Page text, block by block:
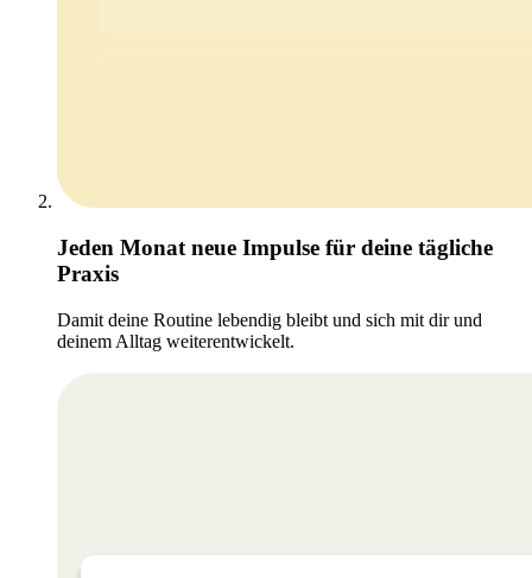
Jeden Monat neue Impulse für deine tägliche
Praxis
Damit deine Routine lebendig bleibt und sich mit dir und
deinem Alltag weiterentwickelt.